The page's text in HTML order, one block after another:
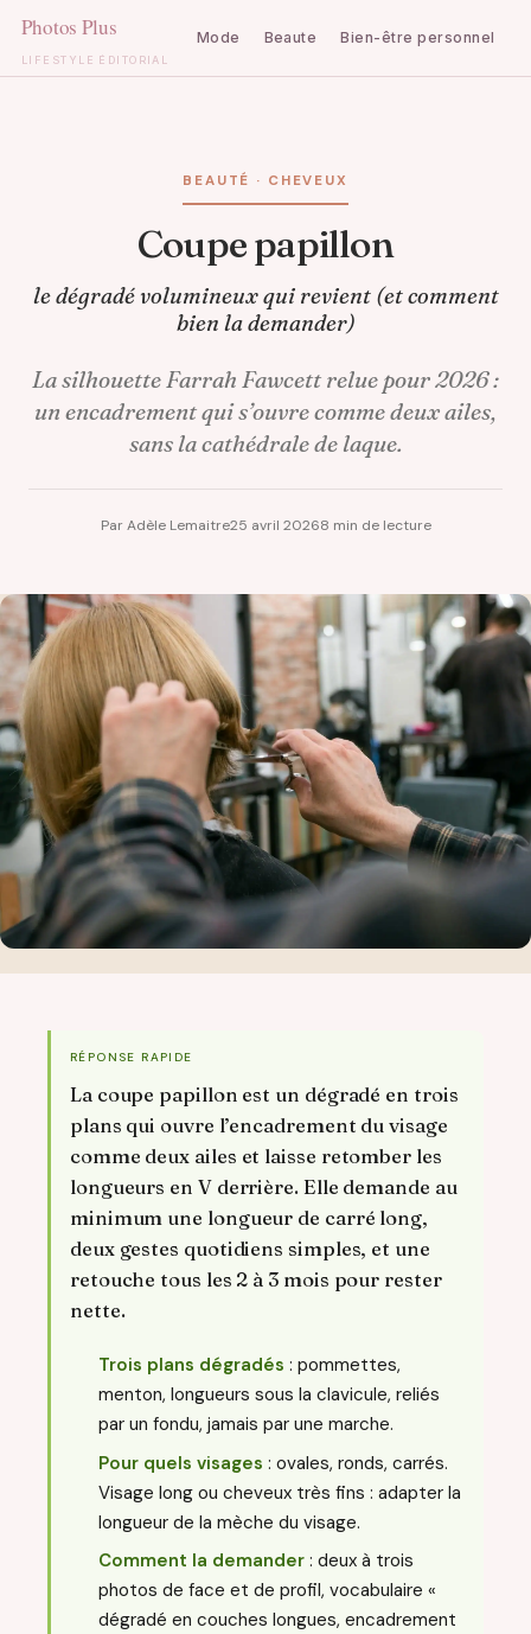
LIFESTYLE ÉDITORIAL
Mode Beaute Bien-être personnel
BEAUTÉ · CHEVEUX
Coupe papillon
le dégradé volumineux qui revient (et comment
bien la demander)
La silhouette Farrah Fawcett relue pour 2026 :
un encadrement qui s’ouvre comme deux ailes,
sans la cathédrale de laque.
Par Adèle Lemaitre25 avril 20268 min de lecture
RÉPONSE RAPIDE
La coupe papillon est un dégradé en trois
plans qui ouvre l’encadrement du visage
comme deux ailes et laisse retomber les
longueurs en V derrière. Elle demande au
minimum une longueur de carré long,
deux gestes quotidiens simples, et une
retouche tous les 2 à 3 mois pour rester
nette.
Trois plans dégradés : pommettes,
menton, longueurs sous la clavicule, reliés
par un fondu, jamais par une marche.
Pour quels visages : ovales, ronds, carrés.
Visage long ou cheveux très fins : adapter la
longueur de la mèche du visage.
Comment la demander : deux à trois
photos de face et de profil, vocabulaire «
dégradé en couches longues, encadrement